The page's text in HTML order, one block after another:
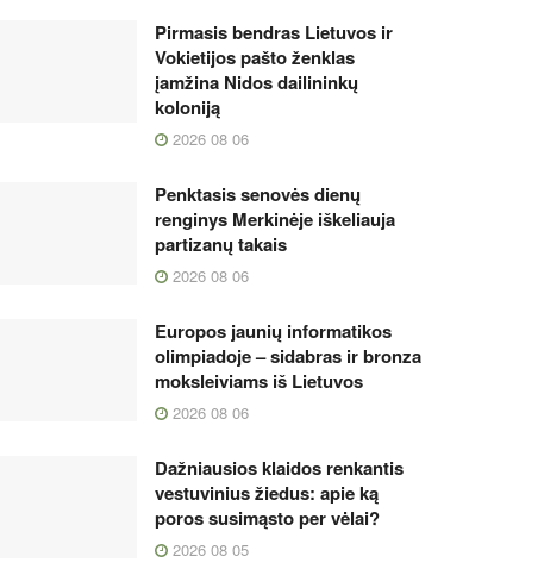
Pirmasis bendras Lietuvos ir
Vokietijos pašto ženklas
įamžina Nidos dailininkų
koloniją
2026 08 06
Penktasis senovės dienų
renginys Merkinėje iškeliauja
partizanų takais
2026 08 06
Europos jaunių informatikos
olimpiadoje – sidabras ir bronza
moksleiviams iš Lietuvos
2026 08 06
Dažniausios klaidos renkantis
vestuvinius žiedus: apie ką
poros susimąsto per vėlai?
2026 08 05